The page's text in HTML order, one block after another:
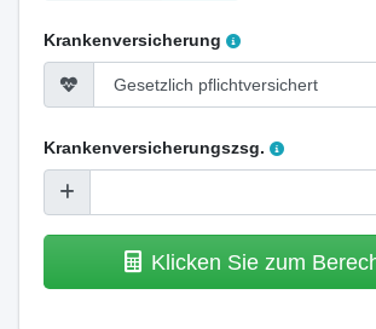
Krankenversicherung
Krankenversicherungszsg.
Klicken Sie zum